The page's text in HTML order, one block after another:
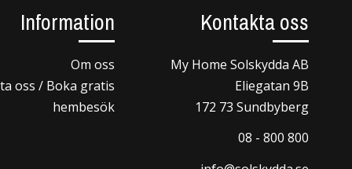
Information
Om oss
oss / Boka gratis
hembesök
Kontakta oss
My Home Solskydda AB
Eliegatan 9B
172 73 Sundbyberg
08 - 800 800